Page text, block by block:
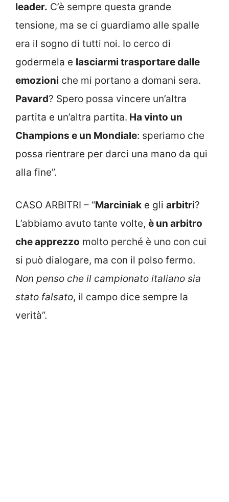
leader. C’è sempre questa grande
tensione, ma se ci guardiamo alle spalle
era il sogno di tutti noi. Io cerco di
godermela e lasciarmi trasportare dalle
emozioni che mi portano a domani sera.
Pavard? Spero possa vincere un’altra
partita e un’altra partita. Ha vinto un
Champions e un Mondiale: speriamo che
possa rientrare per darci una mano da qui
alla fine”.
CASO ARBITRI – “Marciniak e gli arbitri?
L’abbiamo avuto tante volte, è un arbitro
che apprezzo molto perché è uno con cui
si può dialogare, ma con il polso fermo.
Non penso che il campionato italiano sia
stato falsato, il campo dice sempre la
verità”.